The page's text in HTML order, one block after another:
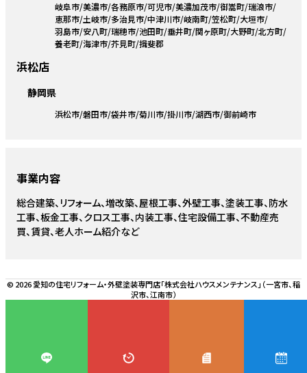
岐阜市 美濃市 各務原市 可児市 美濃加茂市 御嵩町 瑞浪市
恵那市 土岐市 多治見市 中津川市 岐南町 笠松町 大垣市
羽島市 安八町 瑞穂市 池田町 垂井町 関ヶ原町 大野町 北方町
養老町 海津市 芥見町 揖斐郡
浜松店
静岡県
浜松市 磐田市 袋井市 菊川市 掛川市 湖西市 御前崎市
事業内容
総合建築、リフォーム、増改築、屋根工事、外壁工事、塗装工事、防水
工事、板金工事、クロス工事、内装工事、住宅設備工事、不動産売
買、賃貸、老人ホーム紹介など
© 2026 愛知の住宅リフォーム・外壁塗装専門店「株式会社ハウスメンテナンス」（一宮市、稲
沢市、江南市）